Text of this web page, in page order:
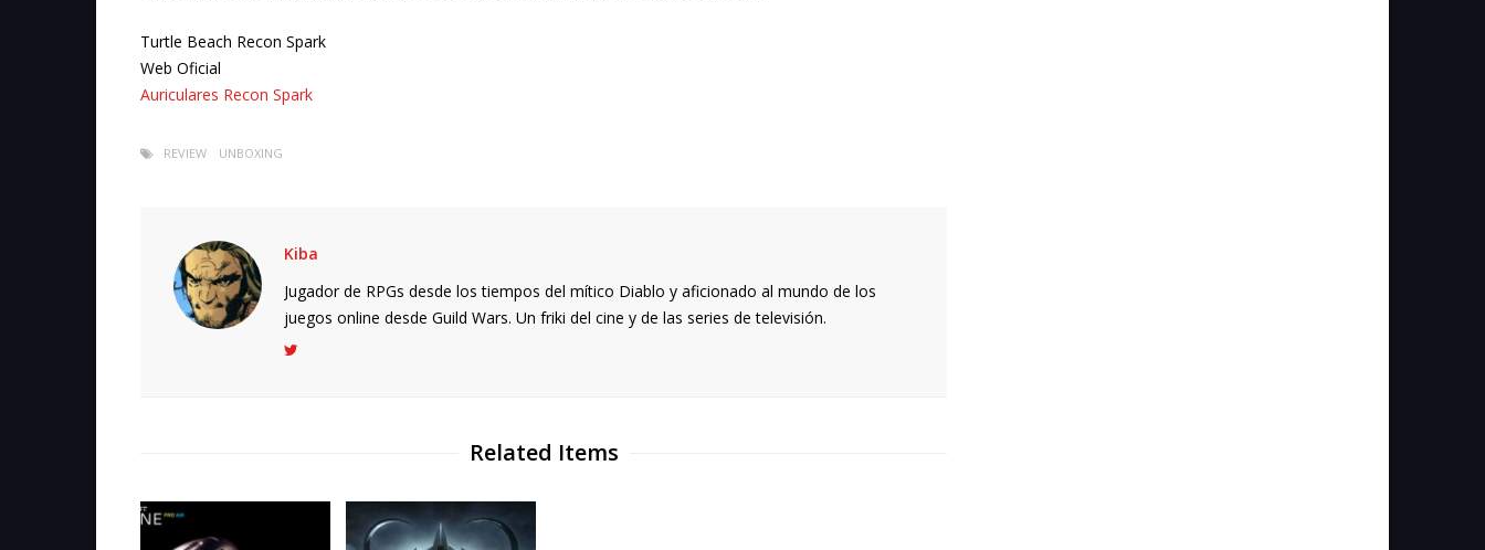
Turtle Beach Recon Spark
Web Oficial
Auriculares Recon Spark
REVIEW UNBOXING
Kiba
Jugador de RPGs desde los tiempos del mítico Diablo y aficionado al mundo de los
juegos online desde Guild Wars. Un friki del cine y de las series de televisión.
Related Items